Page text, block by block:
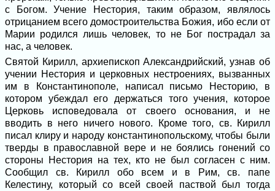
с Богом. Учение Нестория, таким образом, являлось
отрицанием всего домостроительства Божия, ибо если от
Марии родился лишь человек, то не Бог пострадал за
нас, а человек.
Святой Кирилл, архиепископ Александрийский, узнав об
учении Нестория и церковных нестроениях, вызванных
им в Константинополе, написал письмо Несторию, в
котором убеждал его держаться того учения, которое
Церковь исповедовала от своего основания, и не
вводить в него ничего нового. Кроме того, св. Кирилл
писал клиру и народу константинопольскому, чтобы были
тверды в православной вере и не боялись гонений со
стороны Нестория на тех, кто не был согласен с ним.
Сообщил св. Кирилл обо всем и в Рим, св. папе
Келестину, который со всей своей паствой был тогда